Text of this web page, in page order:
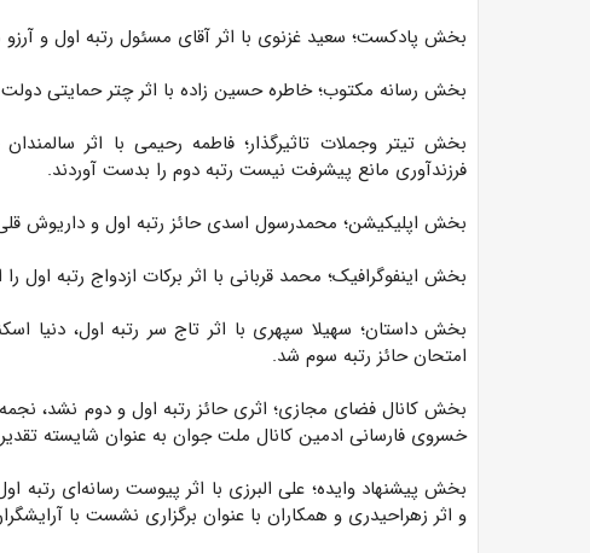
بخش پادکست؛ سعید غزنوی با اثر آقای مسئول رتبه اول و آرزو
بخش رسانه مکتوب؛ خاطره حسین زاده با اثر چتر حمایتی دولت
بخش تیتر وجملات تاثیرگذار؛ فاطمه رحیمی با اثر
فرزندآوری مانع پیشرفت نیست رتبه دوم را بدست آوردند.
بخش اپلیکیشن؛ محمدرسول اسدی حائز رتبه اول و داریوش
بخش اینفوگرافیک؛ محمد قربانی با اثر برکات ازدواج رتبه اول
بخش داستان؛ سهیلا سپهری با اثر تاج سر رتبه اول، دنیا
امتحان حائز رتبه سوم شد.
بخش کانال فضای مجازی؛ اثری حائز رتبه اول و دوم نشد،
خسروی فارسانی ادمین کانال ملت جوان به عنوان شایسته
بخش پیشنهاد وایده؛ علی البرزی با اثر پیوست رسانه‌ای رتبه
و اثر زهراحیدری و همکاران با عنوان برگزاری نشست با